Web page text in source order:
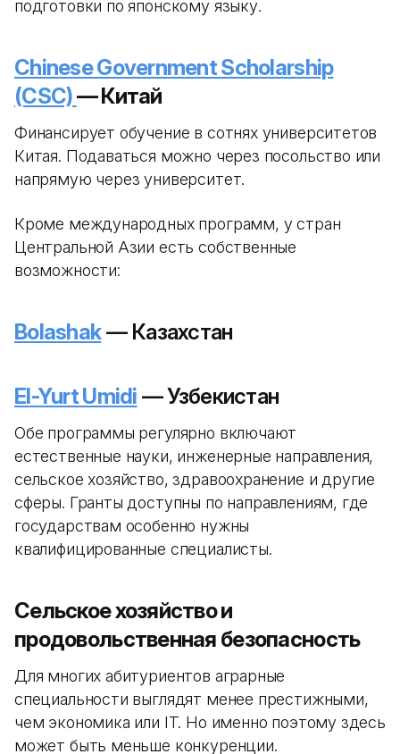
подготовки по японскому языку.
Chinese Government Scholarship
(CSC)— Китай
Финансирует обучение в сотнях университетов
Китая. Подаваться можно через посольство или
напрямую через университет.
Кроме международных программ, у стран
Центральной Азии есть собственные
возможности:
Bolashak— Казахстан
El-Yurt Umidi — Узбекистан
Обе программы регулярно включают
естественные науки, инженерные направления,
сельское хозяйство, здравоохранение и другие
сферы. Гранты доступны по направлениям, где
государствам особенно нужны
квалифицированные специалисты.
Сельское хозяйство и
продовольственная безопасность
Для многих абитуриентов аграрные
специальности выглядят менее престижными,
чем экономика или IT. Но именно поэтому здесь
может быть меньше конкуренции.